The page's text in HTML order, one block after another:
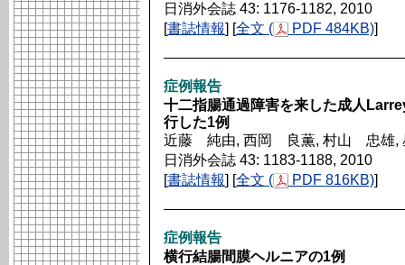
日消外会誌 43: 1176-1182, 2010
[書誌情報] [全文 ( PDF 484KB)]
症例報告
十二指腸通過障害を来した成人
行した1例
近藤 純由, 西岡 良薫, 村山 忠雄
日消外会誌 43: 1183-1188, 2010
[書誌情報] [全文 ( PDF 816KB)]
症例報告
横行結腸間膜ヘルニアの1例